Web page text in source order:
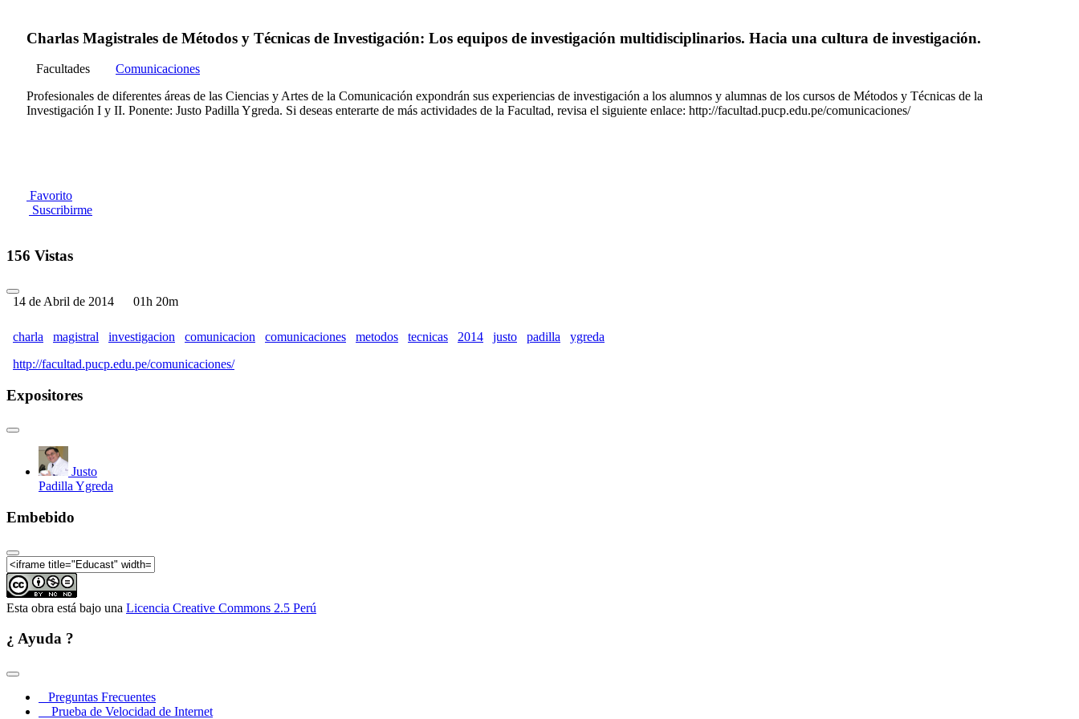
Charlas Magistrales de Métodos y Técnicas de Investigación: Los equipos de investigación multidisciplinarios. Hacia una cultura de investigación.
Facultades
Comunicaciones
Profesionales de diferentes áreas de las Ciencias y Artes de la Comunicación expondrán sus experiencias de investigación a los alumnos y alumnas de los cursos de Métodos y Técnicas de la
Investigación I y II. Ponente: Justo Padilla Ygreda. Si deseas enterarte de más actividades de la Facultad, revisa el siguiente enlace: http://facultad.pucp.edu.pe/comunicaciones/
Favorito
Suscribirme
156 Vistas
14 de Abril de 2014 01h 20m
charla magistral investigacion comunicacion comunicaciones metodos tecnicas 2014 justo padilla
ygreda
http://facultad.pucp.edu.pe/comunicaciones/
Expositores
Justo
Padilla Ygreda
Embebido
Esta obra está bajo una Licencia Creative Commons 2.5 Perú
¿ Ayuda ?
Preguntas Frecuentes
Prueba de Velocidad de Internet